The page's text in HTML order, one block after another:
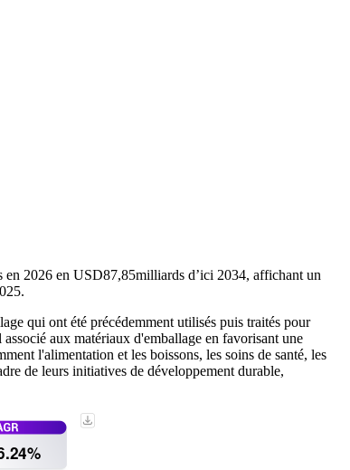
en 2026 en USD87,85milliards d’ici 2034, affichant un
qui ont été précédemment utilisés puis traités pour
aux matériaux d'emballage en favorisant une
l'alimentation et les boissons, les soins de santé, les
de leurs initiatives de développement durable,